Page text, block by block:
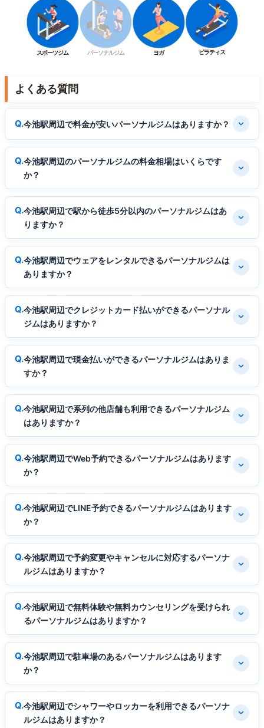
スポーツジム パーソナルジム ヨガ ピラティス
よくある質問
今池駅周辺で料金が安いパーソナルジムはありますか？
今池駅周辺のパーソナルジムの料金相場はいくらです
か？
今池駅周辺で駅から徒歩5分以内のパーソナルジムはあ
りますか？
今池駅周辺でウェアをレンタルできるパーソナルジムは
ありますか？
今池駅周辺でクレジットカード払いができるパーソナル
ジムはありますか？
今池駅周辺で現金払いができるパーソナルジムはありま
すか？
今池駅周辺で系列の他店舗も利用できるパーソナルジム
はありますか？
今池駅周辺でWeb予約できるパーソナルジムはあります
か？
今池駅周辺でLINE予約できるパーソナルジムはあります
か？
今池駅周辺で予約変更やキャンセルに対応するパーソナ
ルジムはありますか？
今池駅周辺で無料体験や無料カウンセリングを受けられ
るパーソナルジムはありますか？
今池駅周辺で駐車場のあるパーソナルジムはあります
か？
今池駅周辺でシャワーやロッカーを利用できるパーソナ
ルジムはありますか？